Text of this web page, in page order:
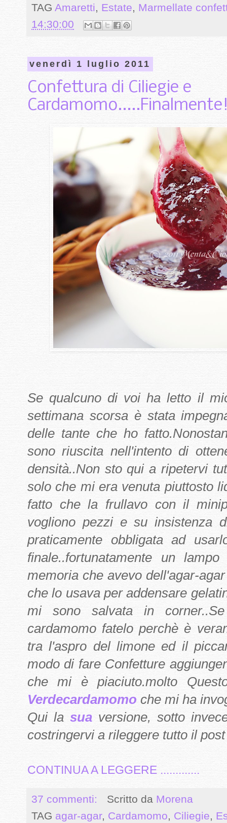
TAG Amaretti, Estate, Marmellate
14:30:00
venerdì 1 luglio 2011
Confettura di Ciliegie e
Se qualcuno di voi ha letto il
settimana scorsa è stata
delle tante che ho
sono riuscita nell'intento di
densità..Non sto qui a ripetervi
solo che mi era venuta piuttosto
fatto che la frullavo con il
vogliono pezzi e su insistenza
praticamente obbligata ad
finale..fortunatamente un
memoria che avevo dell'agar-
che lo usavaper addensare
mi sono salvata in
cardamomo fatelo perchè è
tra l'aspro del limone ed il
modo di fare Confetture
che mi è piaciuto.molto
Verdecardamomo che mi ha
Qui lasua versione, sotto
costringervi a rileggere tutto il
CONTINUA A LEGGERE .............
37 commenti: Scritto da Morena
TAG agar-agar, Cardamomo, Ciliegie,